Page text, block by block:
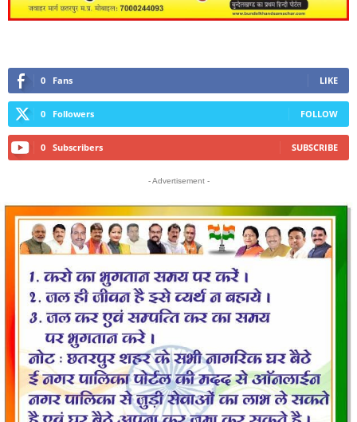
0 Fans LIKE
0 Followers FOLLOW
0 Subscribers SUBSCRIBE
- Advertisement -